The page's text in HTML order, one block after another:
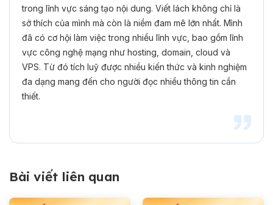
trong lĩnh vực sáng tạo nội dung. Viết lách không chỉ là
sở thích của mình mà còn là niềm đam mê lớn nhất. Mình
đã có cơ hội làm việc trong nhiều lĩnh vực, bao gồm lĩnh
vực công nghệ mạng như hosting, domain, cloud và
VPS. Từ đó tích luỹ được nhiều kiến thức và kinh nghiệm
đa dạng mang đến cho người đọc nhiều thông tin cần
thiết.
Bài viết liên quan